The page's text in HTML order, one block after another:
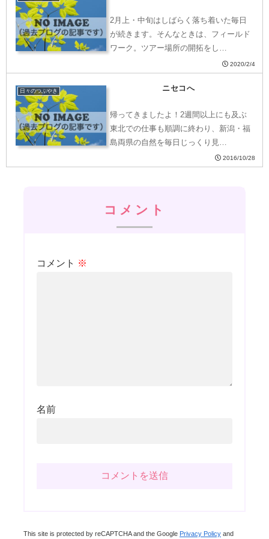
2月上・中旬はしばらく落ち着いた毎日
が続きます。そんなときは、フィールド
ワーク。ツアー場所の開拓をし…
2020/2/4
日々のつぶやき ニセコへ
帰ってきましたよ！2週間以上にも及ぶ
東北での仕事も順調に終わり、新潟・福
島両県の自然を毎日じっくり見…
2016/10/28
コメント
コメント ※
名前
This site is protected by reCAPTCHA and the Google Privacy Policy and